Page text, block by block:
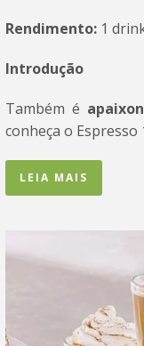
Rendimento: 1
Introdução
Também é
conheça o
LEIA MAIS